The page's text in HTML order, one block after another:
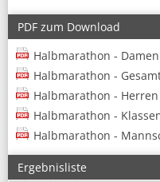
PDF zum Download
Halbmarathon - Damen
Halbmarathon -
Halbmarathon - Herren
Halbmarathon -
Halbmarathon -
Ergebnisliste